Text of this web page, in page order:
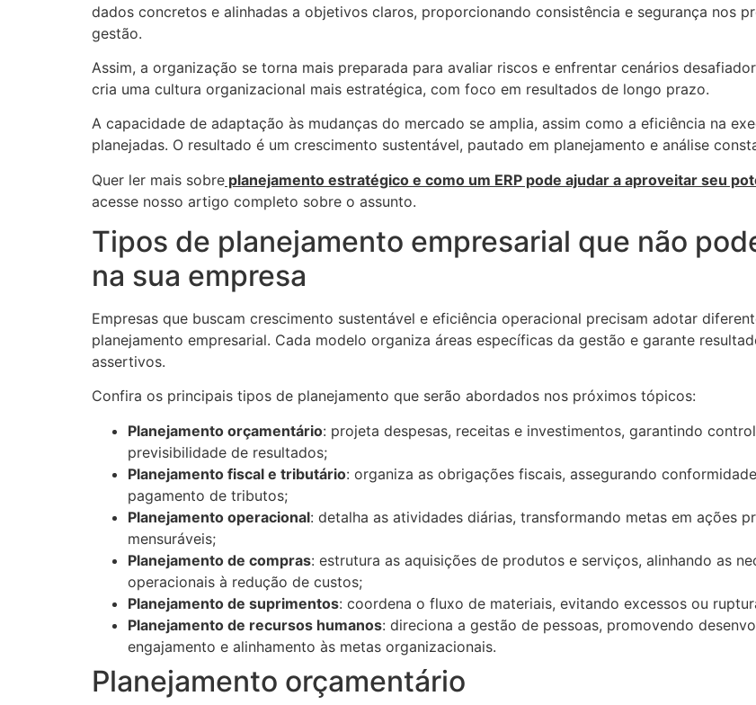
dados concretos e alinhadas a objetivos claros, proporcionando consistência e segurança nos
gestão.
Assim, a organização se torna mais preparada para avaliar riscos e enfrentar cenários
cria uma cultura organizacional mais estratégica, com foco em resultados de longo prazo.
A capacidade de adaptação às mudanças do mercado se amplia, assim como a eficiência na
planejadas. O resultado é um crescimento sustentável, pautado em planejamento e análise
Quer ler mais sobre planejamento estratégico e como um ERP pode ajudar a aproveitar seu
acesse nosso artigo completo sobre o assunto.
Tipos de planejamento empresarial que não
na sua empresa
Empresas que buscam crescimento sustentável e eficiência operacional precisam adotar
planejamento empresarial. Cada modelo organiza áreas específicas da gestão e garante
assertivos.
Confira os principais tipos de planejamento que serão abordados nos próximos tópicos:
Planejamento orçamentário: projeta despesas, receitas e investimentos, garantindo
previsibilidade de resultados;
Planejamento fiscal e tributário: organiza as obrigações fiscais, assegurando
pagamento de tributos;
Planejamento operacional: detalha as atividades diárias, transformando metas em ações
mensuráveis;
Planejamento de compras: estrutura as aquisições de produtos e serviços, alinhando as
operacionais à redução de custos;
Planejamento de suprimentos: coordena o fluxo de materiais, evitando excessos ou
Planejamento de recursos humanos: direciona a gestão de pessoas, promovendo
engajamento e alinhamento às metas organizacionais.
Planejamento orçamentário